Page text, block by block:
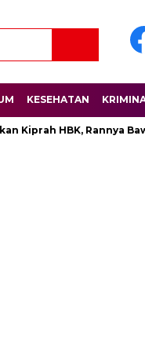
KESEHATAN
Kiprah HBK, Rannya